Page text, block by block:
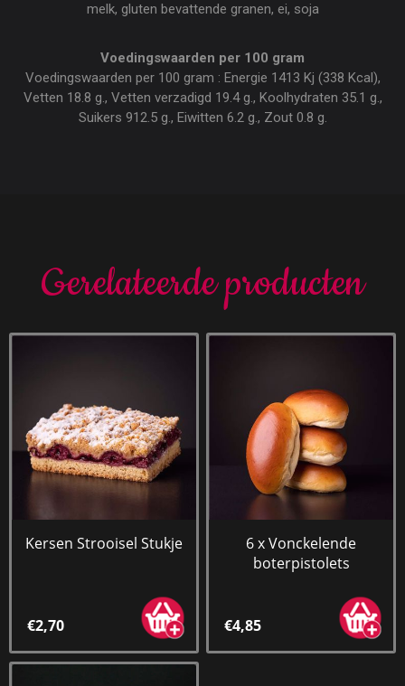
melk, gluten bevattende granen, ei, soja
Voedingswaarden per 100 gram
Voedingswaarden per 100 gram : Energie 1413 Kj (338 Kcal),
Vetten 18.8 g., Vetten verzadigd 19.4 g., Koolhydraten 35.1 g.,
Suikers 912.5 g., Eiwitten 6.2 g., Zout 0.8 g.
Gerelateerde producten
Kersen Strooisel Stukje
€2,70
6 x Vonckelende
boterpistolets
€4,85